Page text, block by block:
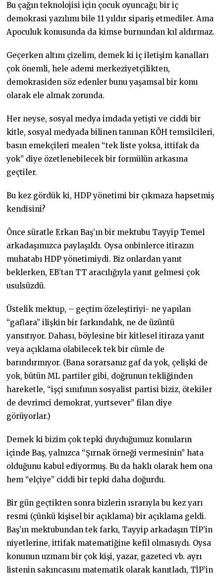
Bu çağın teknolojisi için çocuk oyuncağı; bir iç
demokrasi yazılımı bile 11 yıldır sipariş etmediler. Ama
Apoculuk konusunda da kimse burnundan kıl aldırmaz.
Geçerken altını çizelim, demek ki iç iletişim kanalları
çok önemli, hele ademi merkeziyetçilikten,
demokrasiden söz edenler bunu yaşamsal bir konu
olarak ele almak zorunda.
Her neyse, sosyal medya imdada yetişti ve ciddi bir
kitle, sosyal medyada bilinen tanınan KÖH temsilcileri,
basın emekçileri mealen “tek liste yoksa, ittifak da
yok” diye özetlenebilecek bir formülün arkasına
geçtiler.
Bu kez gördük ki, HDP yönetimi bir çıkmaza hapsetmiş
kendisini?
Önce süratle Erkan Baş’ın bir mektubu Tayyip Temel
arkadaşımızca paylaşıldı. Oysa onbinlerce itirazın
muhatabı HDP yönetimiydi. Biz onlardan yanıt
beklerken, EB’tan TT aracılığıyla yanıt gelmesi çok
usulsüzdü.
Üstelik mektup, – geçtim özeleştiriyi- ne yapılan
“gaflara” ilişkin bir farkındalık, ne de üzüntü
yansıtıyor. Dahası, böylesine bir kitlesel itiraza yanıt
veya açıklama olabilecek tek bir cümle de
barındırmıyor. (Bana sorarsanız gaf da yok, çelişki de
yok, bütün ML partiler gibi, doğrunun tekliğinden
hareketle, “işçi sınıfının sosyalist partisi biziz, ötekiler
de devrimci demokrat, yurtsever” filan diye
görüyorlar.)
Demek ki bizim çok tepki duyduğumuz konuların
içinde Baş, yalnızca “Şırnak örneği vermesinin” hata
olduğunu kabul ediyormuş. Bu da haklı olarak hem ona
hem “elçiye” ciddi bir tepki daha doğurdu.
Bir gün geçtikten sonra bizlerin ısrarıyla bu kez yarı
resmi (çünkü kişisel bir açıklama) bir açıklama geldi.
Baş’ın mektubundan tek farkı, Tayyip arkadaşın TİP’in
niyetlerine, ittifak matematiğine kefil olmasıydı. Oysa
konunun uzmanı bir çok kişi, yazar, gazeteci vb. ayrı
listenin sakıncasını matematik olarak kanıtladı, TİP’in